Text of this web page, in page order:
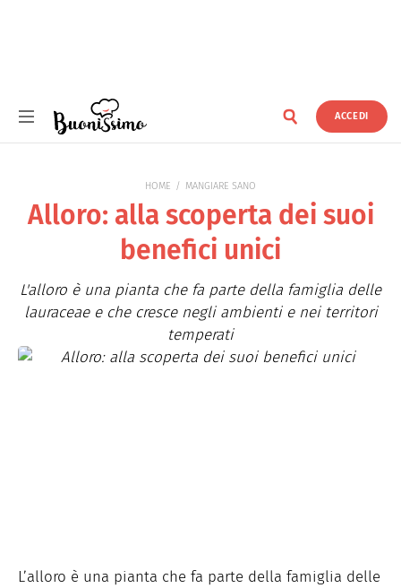
ACCEDI
HOME MANGIARE SANO
Alloro: alla scoperta dei suoi
benefici unici
L'alloro è una pianta che fa parte della famiglia delle
lauraceae e che cresce negli ambienti e nei territori
temperati
L’alloro è una pianta che fa parte della famiglia delle